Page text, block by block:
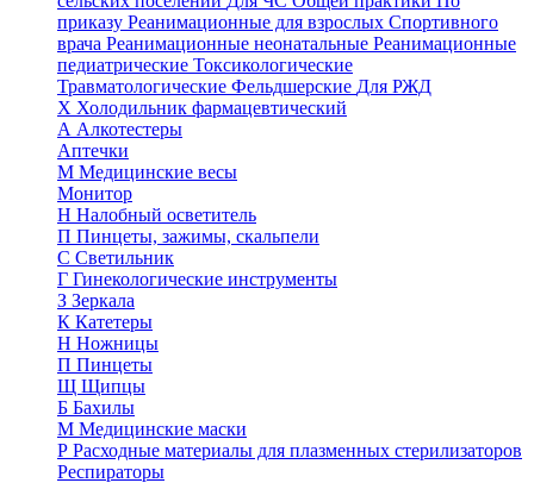
приказу Реанимационные для взрослых Спортивного
врача Реанимационные неонатальные Реанимационные
педиатрические Токсикологические
Травматологические Фельдшерские Для РЖД
Х Холодильник фармацевтический
А Алкотестеры
Аптечки
М Медицинские весы
Монитор
Н Налобный осветитель
П Пинцеты, зажимы, скальпели
С Светильник
Г Гинекологические инструменты
З Зеркала
К Катетеры
Н Ножницы
П Пинцеты
Щ Щипцы
Б Бахилы
М Медицинские маски
Р Расходные материалы для плазменных стерилизаторов
Респираторы